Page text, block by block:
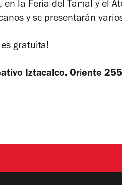
en la Feria del Tamal y el
y se presentarán
es gratuita!
Iztacalco. Oriente